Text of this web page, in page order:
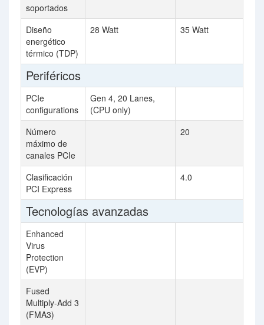
soportados
Diseño
energético
térmico (TDP)
28 Watt 35 Watt
Periféricos
PCIe
configurations
Gen 4, 20 Lanes,
(CPU only)
Número
máximo de
canales PCIe
20
Clasificación
PCI Express
4.0
Tecnologías avanzadas
Enhanced
Virus
Protection
(EVP)
Fused
Multiply-Add 3
(FMA3)